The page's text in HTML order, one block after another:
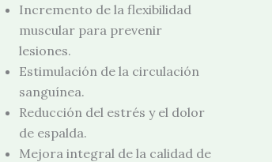
Incremento de la flexibilidad
muscular para prevenir
lesiones.
Estimulación de la circulación
sanguínea.
Reducción del estrés y el dolor
de espalda.
Mejora integral de la calidad de